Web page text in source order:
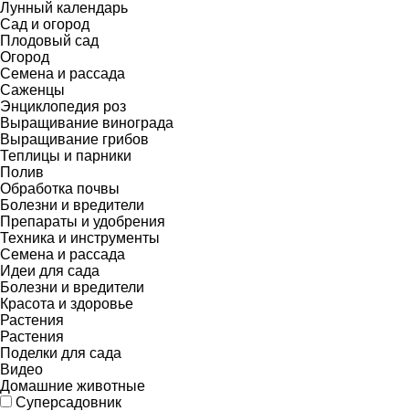
Лунный календарь
Сад и огород
Плодовый сад
Огород
Семена и рассада
Саженцы
Энциклопедия роз
Выращивание винограда
Выращивание грибов
Теплицы и парники
Полив
Обработка почвы
Болезни и вредители
Препараты и удобрения
Техника и инструменты
Семена и рассада
Идеи для сада
Болезни и вредители
Красота и здоровье
Растения
Растения
Поделки для сада
Видео
Домашние животные
Суперсадовник